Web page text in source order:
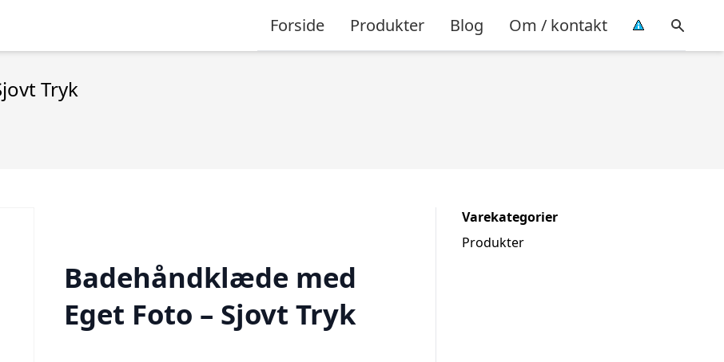
Forside Produkter Blog Om / kontakt
Tryk
Badehåndklæde med
Eget Foto – Sjovt Tryk
Varekategorier
Produkter